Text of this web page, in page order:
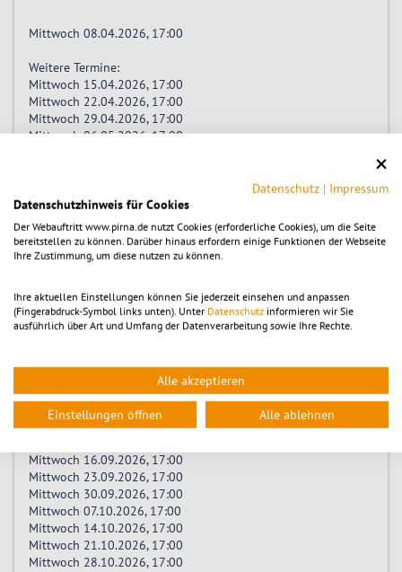
Mittwoch 08.04.2026, 17:00
Weitere Termine:
Mittwoch 15.04.2026, 17:00
Mittwoch 22.04.2026, 17:00
Mittwoch 29.04.2026, 17:00
Mittwoch 06.05.2026, 17:00
Mittwoch 03.06.2026, 17:00
Mittwoch 10.06.2026, 17:00
Mittwoch 17.06.2026, 17:00
Mittwoch 24.06.2026, 17:00
Mittwoch 08.07.2026, 17:00
Mittwoch 15.07.2026, 17:00
Mittwoch 22.07.2026, 17:00
Mittwoch 12.08.2026, 17:00
Mittwoch 19.08.2026, 17:00
Mittwoch 26.08.2026, 17:00
Mittwoch 02.09.2026, 17:00
Mittwoch 16.09.2026, 17:00
Mittwoch 23.09.2026, 17:00
Mittwoch 30.09.2026, 17:00
Mittwoch 07.10.2026, 17:00
Mittwoch 14.10.2026, 17:00
Mittwoch 21.10.2026, 17:00
Mittwoch 28.10.2026, 17:00
Datenschutz | Impressum
Datenschutzhinweis für Cookies
Der Webauftritt www.pirna.de nutzt Cookies (erforderliche Cookies), um die Seite
bereitstellen zu können. Darüber hinaus erfordern einige Funktionen der Webseite
Ihre Zustimmung, um diese nutzen zu können.
Ihre aktuellen Einstellungen können Sie jederzeit einsehen und anpassen
(Fingerabdruck-Symbol links unten). Unter Datenschutz informieren wir Sie
ausführlich über Art und Umfang der Datenverarbeitung sowie Ihre Rechte.
Alle akzeptieren
Einstellungen öffnen Alle ablehnen